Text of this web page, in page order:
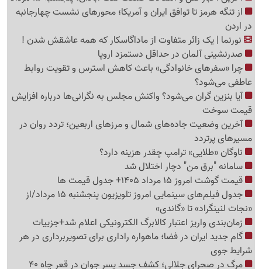
از تنگه هرمز تا توافق ایران و آمریکا؛ محورهای نشست چهارجانبه
در اردن
نورنما | یک زائر متفاوت از ماداگاسکار که همه عاشقش شدن !
صدرنشینی آلمان در حداقل دستمزد اروپا
چرا «سفرهای خانوادگی» باعث کاهش استرس و تقویت روابط
عاطفی می‌شود؟
آیا بنزین گران می‌شود؟ واکنش مجلس به نگرانی‌ها درباره افزایش
قیمت سوخت
آخرین وضعیت جاده‌های شمال و مرزهای اربعین؛ تردد روان در
مسیرهای پرتردد
ناوگان «طلایی» ترامپ چقدر هزینه دارد؟
سامانه "برق من" دچار اختلال شد
قیمت گوشت امروز 15 مرداد 1405+ جدول قیمت ها
جدول فیلم‌های سینمایی امروز تلویزیون پنجشنبه 15 مرداد/از
«نجات لنینگراد» تا «گاندی»
زمان‌بندی واریز اعتبار کالابرگ الکترونیکی اعلام شد+جزییات
گام جدید ایران در فضا؛ ماهواره راداری برای تصویربرداری در هر
شرایط جوی
مرگ در صحرای جلالی؛ کشف جسد پسر جوان در قعر چاه 40